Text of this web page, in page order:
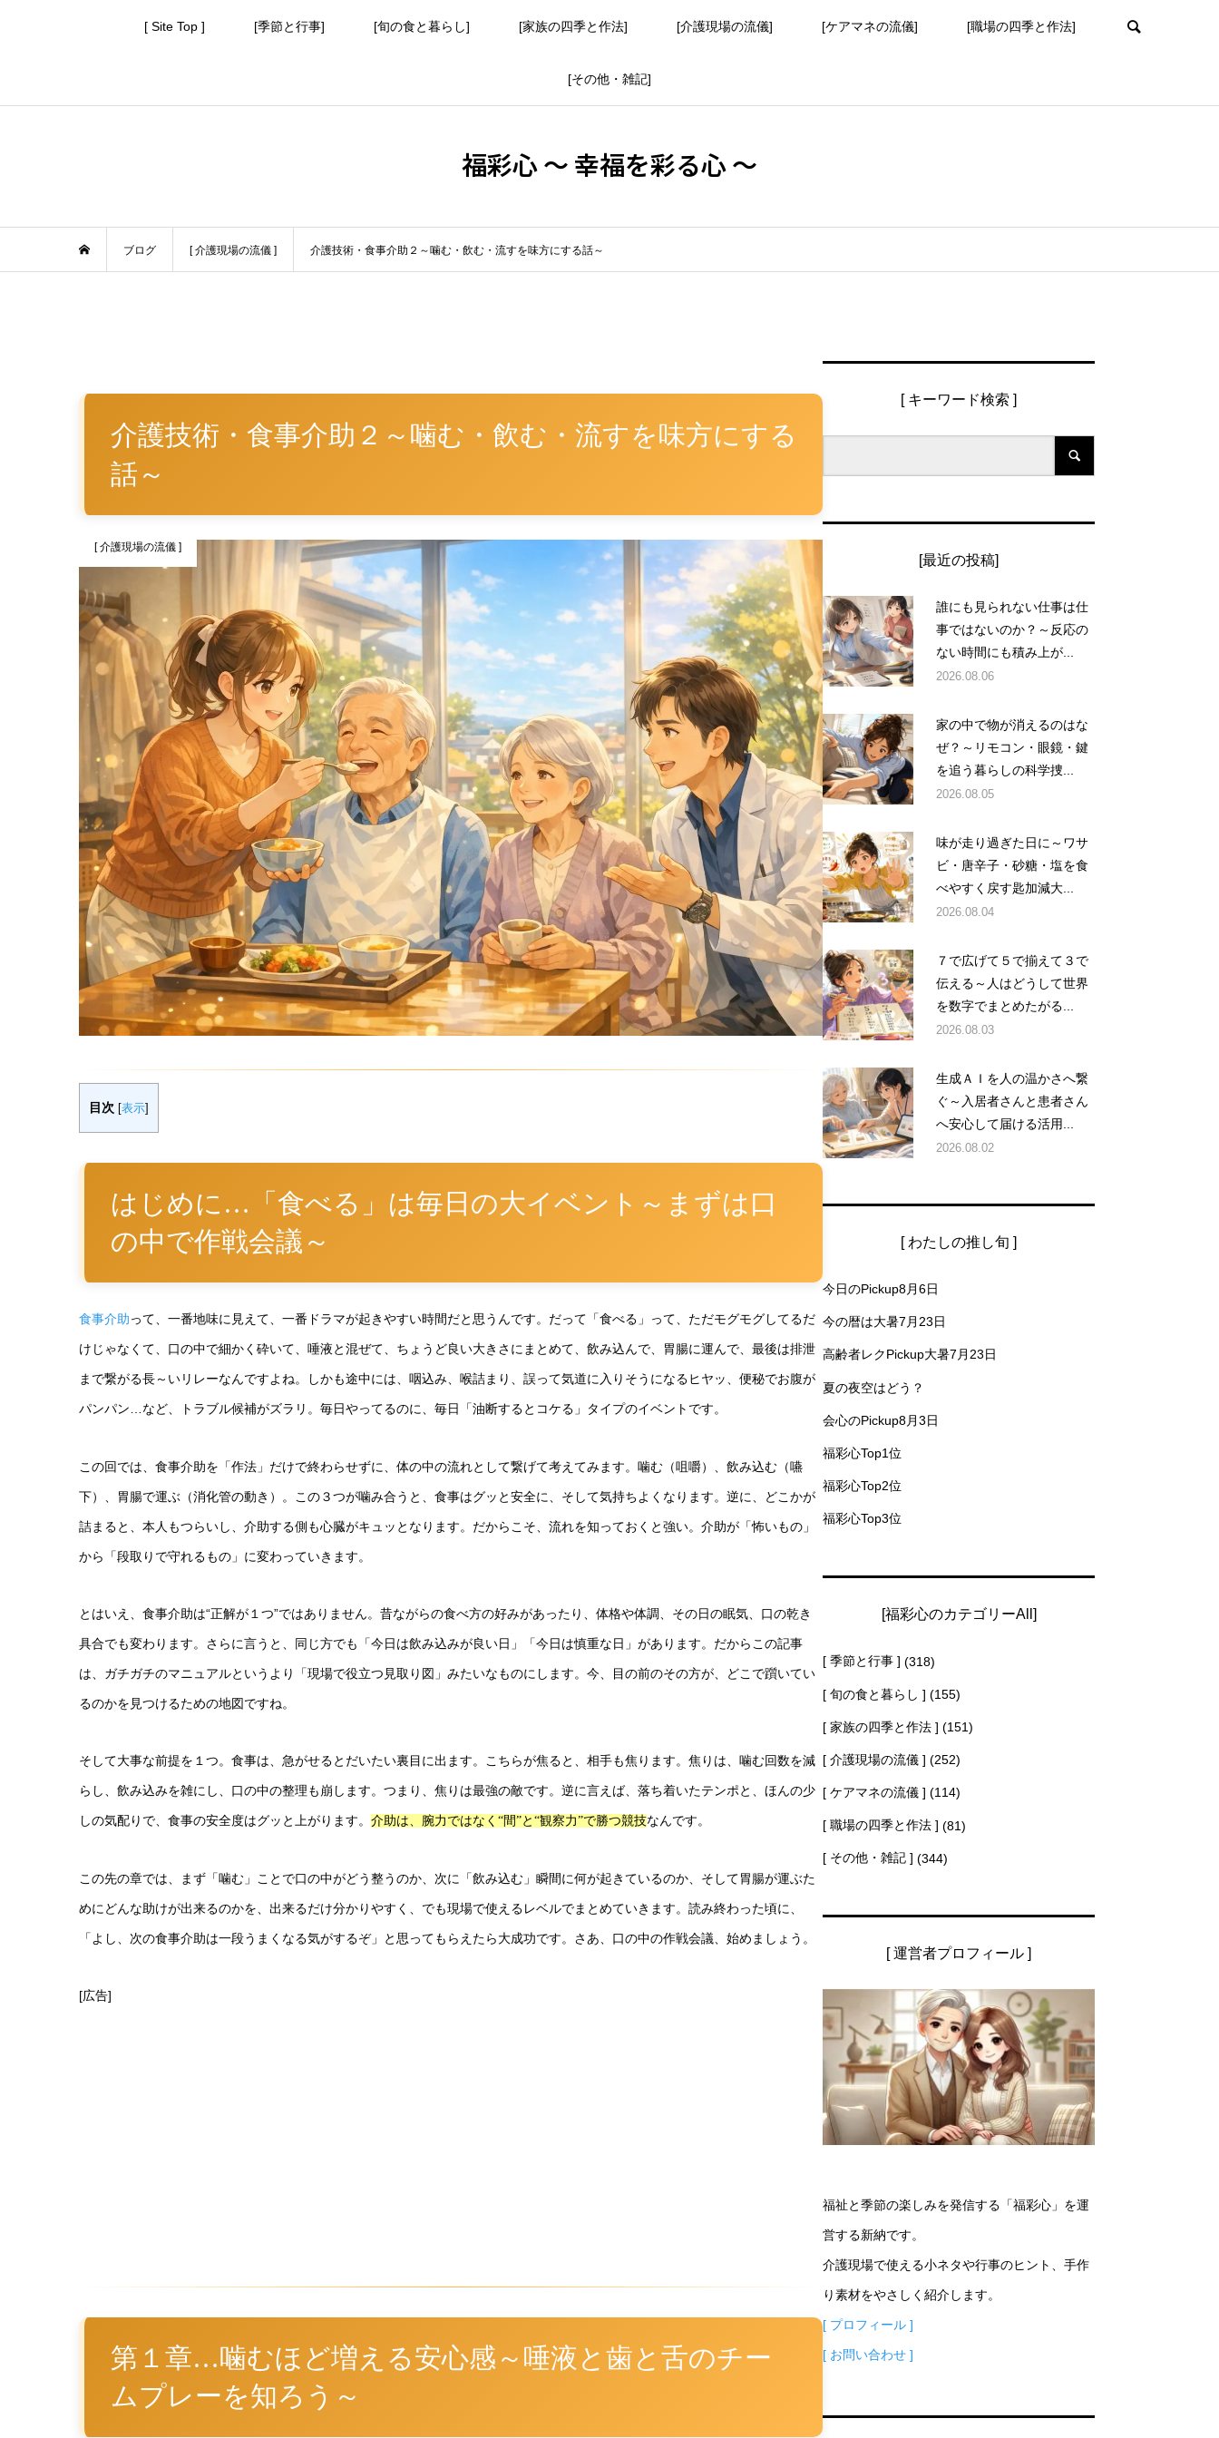
[ Site Top ] [季節と行事] [旬の食と暮らし] [家族の四季と作法] [介護現場の流儀] [ケアマネの流儀] [職場の四季と作法]
[その他・雑記]
福彩心 ～ 幸福を彩る心 ～
ブログ [ 介護現場の流儀 ] 介護技術・食事介助２～噛む・飲む・流すを味方にする話～
介護技術・食事介助２～噛む・飲む・流すを味方にする
話～
[ 介護現場の流儀 ]
目次 表示
はじめに…「食べる」は毎日の大イベント～まずは口
の中で作戦会議～
食事介助って、一番地味に見えて、一番ドラマが起きやすい時間だと思うんです。だって「食べる」って、ただモグモグしてるだ
けじゃなくて、口の中で細かく砕いて、唾液と混ぜて、ちょうど良い大きさにまとめて、飲み込んで、胃腸に運んで、最後は排泄
まで繋がる長～いリレーなんですよね。しかも途中には、咽込み、喉詰まり、誤って気道に入りそうになるヒヤッ、便秘でお腹が
パンパン…など、トラブル候補がズラリ。毎日やってるのに、毎日「油断するとコケる」タイプのイベントです。
この回では、食事介助を「作法」だけで終わらせずに、体の中の流れとして繋げて考えてみます。噛む（咀嚼）、飲み込む（嚥
下）、胃腸で運ぶ（消化管の動き）。この３つが噛み合うと、食事はグッと安全に、そして気持ちよくなります。逆に、どこかが
詰まると、本人もつらいし、介助する側も心臓がキュッとなります。だからこそ、流れを知っておくと強い。介助が「怖いもの」
から「段取りで守れるもの」に変わっていきます。
とはいえ、食事介助は“正解が１つ”ではありません。昔ながらの食べ方の好みがあったり、体格や体調、その日の眠気、口の乾き
具合でも変わります。さらに言うと、同じ方でも「今日は飲み込みが良い日」「今日は慎重な日」があります。だからこの記事
は、ガチガチのマニュアルというより「現場で役立つ見取り図」みたいなものにします。今、目の前のその方が、どこで躓いてい
るのかを見つけるための地図ですね。
そして大事な前提を１つ。食事は、急がせるとだいたい裏目に出ます。こちらが焦ると、相手も焦ります。焦りは、噛む回数を減
らし、飲み込みを雑にし、口の中の整理も崩します。つまり、焦りは最強の敵です。逆に言えば、落ち着いたテンポと、ほんの少
しの気配りで、食事の安全度はグッと上がります。 介助は、腕力ではなく“間”と“観察力”で勝つ競技なんです。
この先の章では、まず「噛む」ことで口の中がどう整うのか、次に「飲み込む」瞬間に何が起きているのか、そして胃腸が運ぶた
めにどんな助けが出来るのかを、出来るだけ分かりやすく、でも現場で使えるレベルでまとめていきます。読み終わった頃に、
「よし、次の食事介助は一段うまくなる気がするぞ」と思ってもらえたら大成功です。さあ、口の中の作戦会議、始めましょう。
[広告]
第１章…噛むほど増える安心感～唾液と歯と舌のチー
ムプレーを知ろう～
[ キーワード検索 ]
[最近の投稿]
誰にも見られない仕事は仕
事ではないのか？～反応の
ない時間にも積み上が...
2026.08.06
家の中で物が消えるのはな
ぜ？～リモコン・眼鏡・鍵
を追う暮らしの科学捜...
2026.08.05
味が走り過ぎた日に～ワサ
ビ・唐辛子・砂糖・塩を食
べやすく戻す匙加減大...
2026.08.04
７で広げて５で揃えて３で
伝える～人はどうして世界
を数字でまとめたがる...
2026.08.03
生成ＡＩを人の温かさへ繋
ぐ～入居者さんと患者さん
へ安心して届ける活用...
2026.08.02
[ わたしの推し旬 ]
今日のPickup8月6日
今の暦は大暑7月23日
高齢者レクPickup大暑7月23日
夏の夜空はどう？
会心のPickup8月3日
福彩心Top1位
福彩心Top2位
福彩心Top3位
[福彩心のカテゴリーAll]
[ 季節と行事 ] (318)
[ 旬の食と暮らし ] (155)
[ 家族の四季と作法 ] (151)
[ 介護現場の流儀 ] (252)
[ ケアマネの流儀 ] (114)
[ 職場の四季と作法 ] (81)
[ その他・雑記 ] (344)
[ 運営者プロフィール ]
福祉と季節の楽しみを発信する「福彩心」を運
営する新納です。
介護現場で使える小ネタや行事のヒント、手作
り素材をやさしく紹介します。
[ プロフィール ]
[ お問い合わせ ]